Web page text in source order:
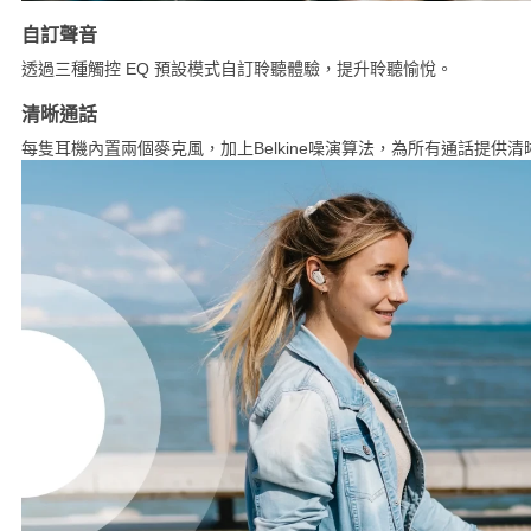
自訂聲音
透過三種觸控 EQ 預設模式自訂聆聽體驗，提升聆聽愉悅。
清晰通話
每隻耳機內置兩個麥克風，加上Belkine噪演算法，為所有通話提供清